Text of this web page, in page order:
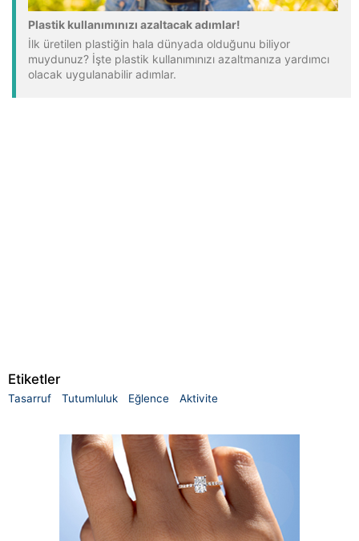
Plastik kullanımınızı azaltacak adımlar!
İlk üretilen plastiğin hala dünyada olduğunu biliyor
muydunuz? İşte plastik kullanımınızı azaltmanıza yardımcı
olacak uygulanabilir adımlar.
Etiketler
Tasarruf Tutumluluk Eğlence Aktivite